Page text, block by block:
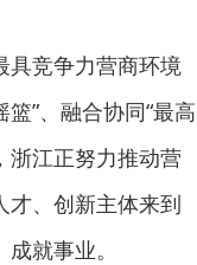
具竞争力营商环境
”、融合协同“最高
浙江正努力推动营
才、创新主体来到
就事业。